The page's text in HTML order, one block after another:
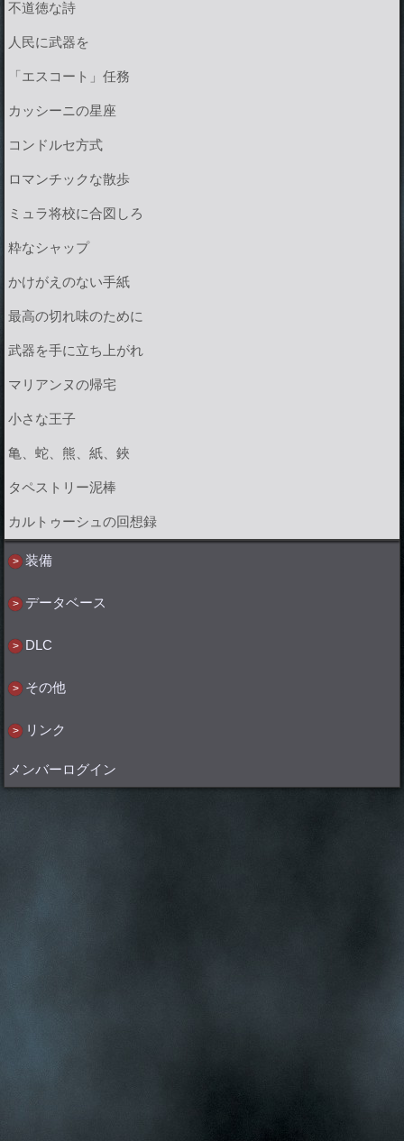
不道徳な詩
人民に武器を
「エスコート」任務
カッシーニの星座
コンドルセ方式
ロマンチックな散歩
ミュラ将校に合図しろ
粋なシャップ
かけがえのない手紙
最高の切れ味のために
武器を手に立ち上がれ
マリアンヌの帰宅
小さな王子
亀、蛇、熊、紙、鋏
タペストリー泥棒
カルトゥーシュの回想録
装備
データベース
DLC
その他
リンク
メンバーログイン